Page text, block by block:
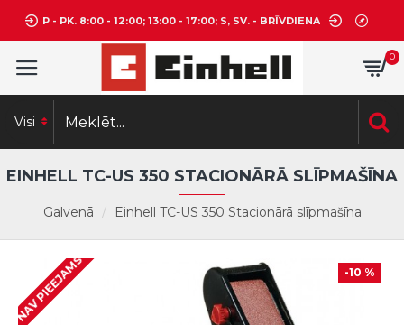
P - PK. 8:00 - 12:00; 13:00 - 17:00; S, SV. - BRĪVDIENA
0
Visi
Galvenā Einhell TC-US 350 Stacionārā slīpmašīna
EINHELL TC-US 350 STACIONĀRĀ SLĪPMAŠĪNA
-10 %
NAV PIEEJAMS